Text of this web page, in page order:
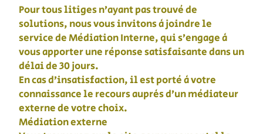
Pour tous litiges n’ayant pas trouvé de
solutions, nous vous invitons à joindre le
service de Médiation Interne, qui s’engage à
vous apporter une réponse satisfaisante dans un
délai de 30 jours.
En cas d’insatisfaction, il est porté à votre
connaissance le recours auprès d’un médiateur
externe de votre choix.
Médiation externe